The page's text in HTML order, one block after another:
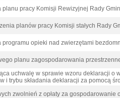
planu pracy Komisji Rewizyjnej Rady
planów pracy Komisji stałych Rady
programu opieki nad zwierzętami
planu zagospodarowania
uchwalę w sprawie wzoru deklaracji o
i trybu składania deklaracji za pomocą
zwolnień z opłaty za